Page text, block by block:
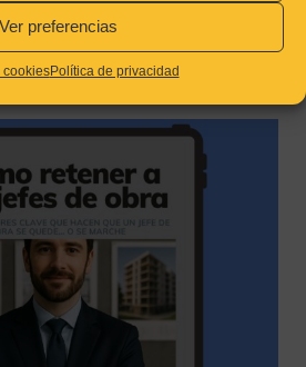
Ver preferencias
cookiesPolítica de privacidad
TUS JEFES DE OBRA